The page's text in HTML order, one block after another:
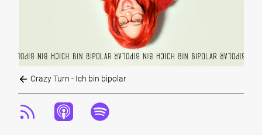
Crazy Turn - Ich bin bipolar